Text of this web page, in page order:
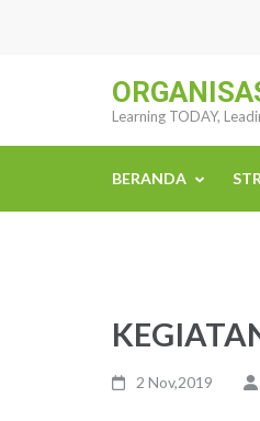
Learning TODAY,
BERANDA
2 Nov,2019